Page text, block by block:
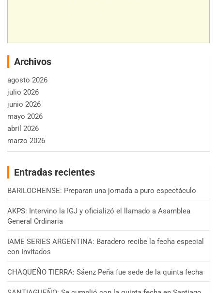
Archivos
agosto 2026
julio 2026
junio 2026
mayo 2026
abril 2026
marzo 2026
Entradas recientes
BARILOCHENSE: Preparan una jornada a puro espectáculo
AKPS: Intervino la IGJ y oficializó el llamado a Asamblea
General Ordinaria
IAME SERIES ARGENTINA: Baradero recibe la fecha especial
con Invitados
CHAQUEÑO TIERRA: Sáenz Peña fue sede de la quinta fecha